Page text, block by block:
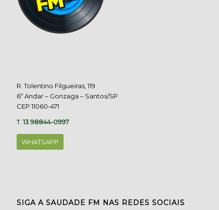
R. Tolentino Filgueiras, 119
6º Andar – Gonzaga – Santos/SP
CEP 11060-471
T.13 98844-0997
WHATSAPP
SIGA A SAUDADE FM NAS REDES SOCIAIS